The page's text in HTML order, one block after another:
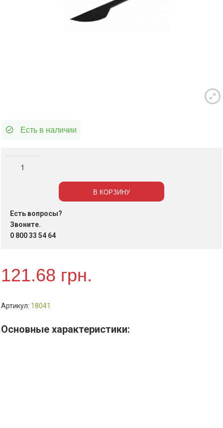
Есть в наличии
Ножи
16см,
черные,
100шт
(50уп
В КОРЗИНУ
Есть вопросы?
Звоните.
0 800 33 54 64
121.68 грн.
Артикул: 18041
Основные характеристики: